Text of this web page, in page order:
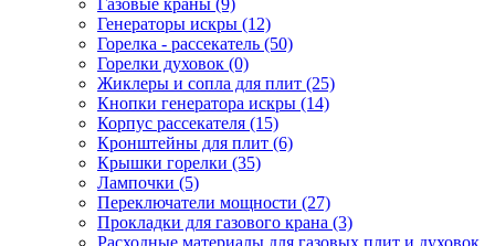
Газовые краны (9)
Генераторы искры (12)
Горелка - рассекатель (50)
Горелки духовок (0)
Жиклеры и сопла для плит (25)
Кнопки генератора искры (14)
Корпус рассекателя (15)
Кронштейны для плит (6)
Крышки горелки (35)
Лампочки (5)
Переключатели мощности (27)
Прокладки для газового крана (3)
Расходные материалы для газовых плит и духовок